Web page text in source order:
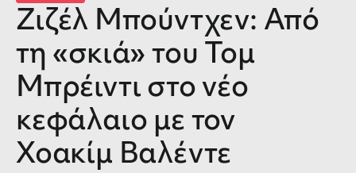
Ζιζέλ Μπούντχεν: Από
τη «σκιά» του Τομ
Μπρέιντι στο νέο
κεφάλαιο με τον
Χοακίμ Βαλέντε